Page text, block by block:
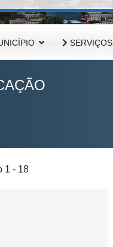
SERVIÇOS
1 - 18